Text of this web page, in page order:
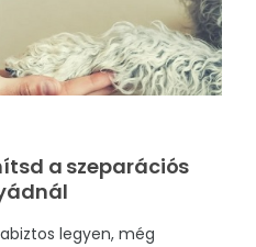
a szeparációs
legyen, még